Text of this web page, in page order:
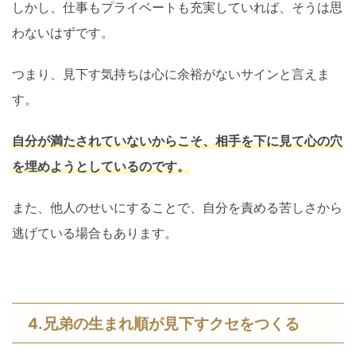
しかし、仕事もプライベートも充実していれば、そうは思
わないはずです。
つまり、見下す気持ちは心に余裕がないサインと言えま
す。
自分が満たされていないからこそ、相手を下に見て心の穴
を埋めようとしているのです。
また、他人のせいにすることで、自分を責める苦しさから
逃げている場合もあります。
4.兄弟の生まれ順が見下すクセをつくる